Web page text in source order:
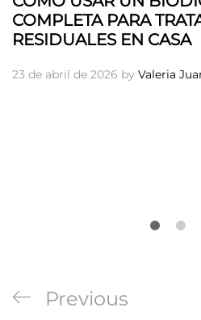
COMPLETA PARA
RESIDUALES EN CASA
23 de abril de 2026 by Valeria
Navegación
Previous
Previous